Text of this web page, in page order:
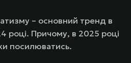
– основний тренд в
році. Причому, в 2025 році
посилюватись.